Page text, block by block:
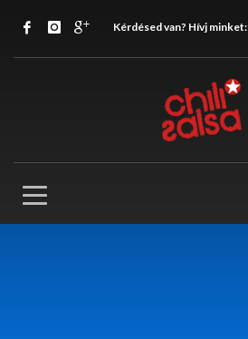
Kérdésed van? Hívj minket: